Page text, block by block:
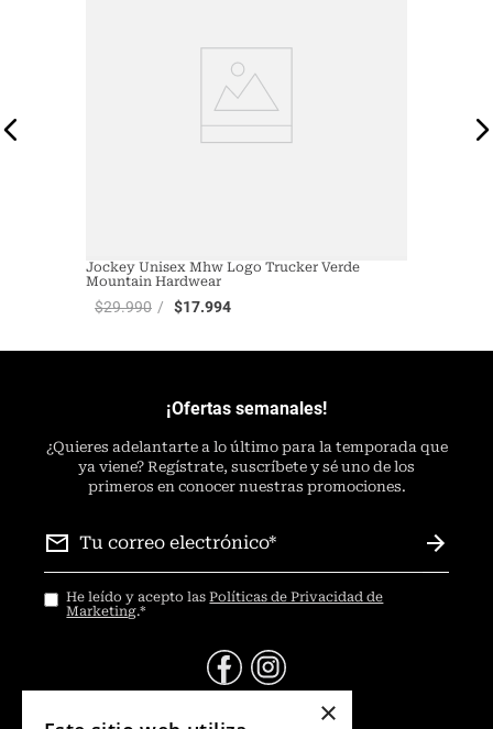
Jockey Unisex Mhw Logo Trucker Verde
Mountain Hardwear
$29.990 $17.994
¡Ofertas semanales!
¿Quieres adelantarte a lo último para la temporada que
ya viene? Regístrate, suscríbete y sé uno de los
primeros en conocer nuestras promociones.
He leído y acepto lasPolíticas de Privacidad de
Marketing.*
×